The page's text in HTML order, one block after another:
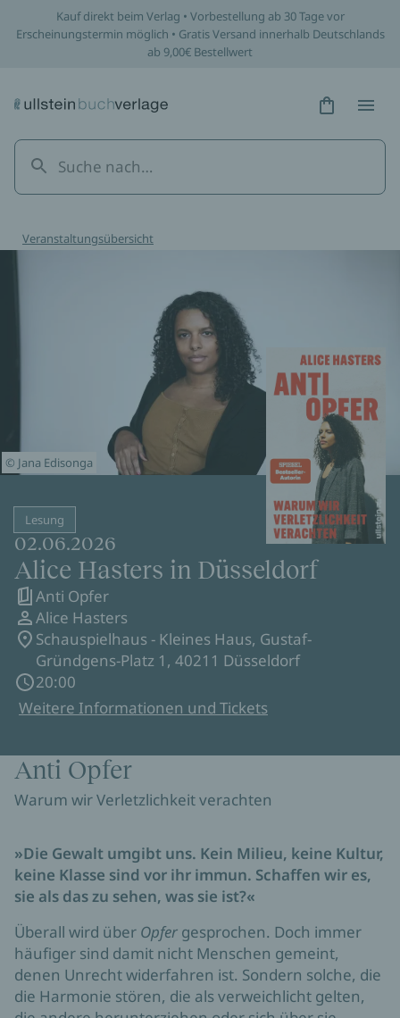
Kauf direkt beim Verlag • Vorbestellung ab 30 Tage vor
Erscheinungstermin möglich • Gratis Versand innerhalb Deutschlands
ab 9,00€ Bestellwert
Hidden
Veranstaltungsübersicht
© Jana Edisonga
Lesung
02.06.2026
Alice Hasters in Düsseldorf
Anti Opfer
Alice Hasters
Schauspielhaus - Kleines Haus, Gustaf-
Gründgens-Platz 1, 40211 Düsseldorf
20:00
Weitere Informationen und Tickets
Anti Opfer
Warum wir Verletzlichkeit verachten
»Die Gewalt umgibt uns. Kein Milieu, keine Kultur,
keine Klasse sind vor ihr immun. Schaffen wir es,
sie als das zu sehen, was sie ist?«
Überall wird über Opfer gesprochen. Doch immer
häufiger sind damit nicht Menschen gemeint,
denen Unrecht widerfahren ist. Sondern solche, die
die Harmonie stören, die als verweichlicht gelten,